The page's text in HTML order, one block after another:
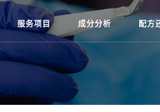
服务项目 成分分析 配方